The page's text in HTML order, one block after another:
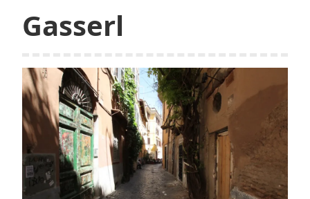
Gasserl